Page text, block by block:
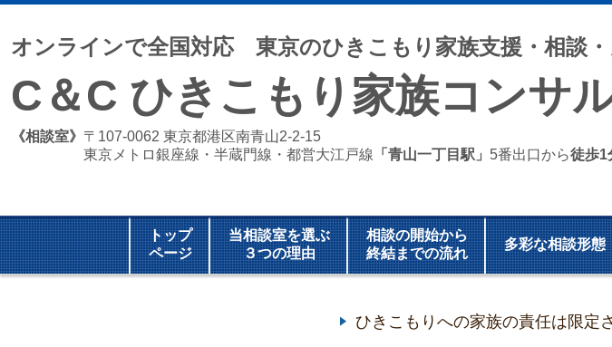
オンラインで全国対応 東京のひきこもり家族支援・相談
C＆C ひきこもり家族コンサ
《相談室》 〒107-0062 東京都港区南青山2-2-15
東京メトロ銀座線・半蔵門線・都営大江戸線 「青山一丁目駅」 5番出口から徒歩1
トップ
ページ
当相談室を選ぶ
３つの理由
相談の開始から
終結までの流れ
多彩な相談形態
ひきこもりへの家族の責任は限